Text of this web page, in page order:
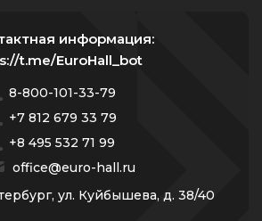
информация:
t.me/EuroHall_bot
8-800-101-33-79
+7 812 679 33 79
+8 495 532 71 99
office@euro-hall.ru
ул. Куйбышева, д. 38/40